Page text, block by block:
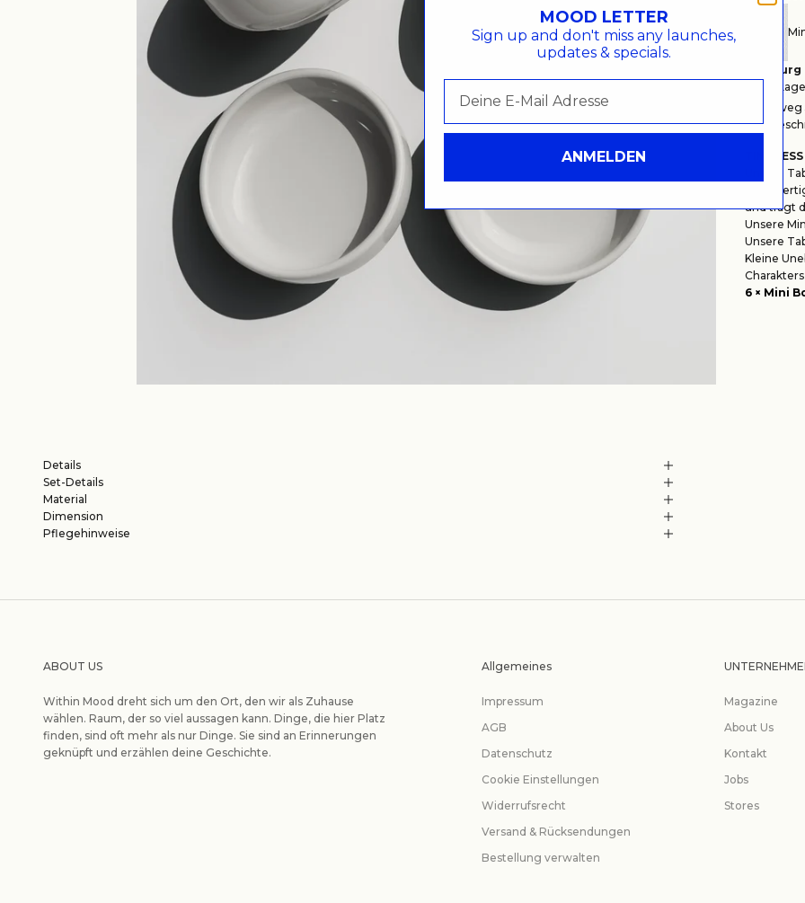
Hamburg
Auf
Lehmweg
Unsere
und trägt
Unsere
Unsere
Kleine
6 × Mini
Details
Set-Details
Material
Dimension
Pflegehinweise
ABOUT US
Within Mood dreht sich um den Ort, den wir als Zuhause
wählen. Raum, der so viel aussagen kann. Dinge, die hier Platz
finden, sind oft mehr als nur Dinge. Sie sind an Erinnerungen
geknüpft und erzählen deine Geschichte.
Allgemeines
Impressum
AGB
Datenschutz
Cookie Einstellungen
Widerrufsrecht
Versand & Rücksendungen
Bestellung verwalten
Magazine
About Us
Kontakt
Jobs
Stores
MOOD LETTER
Sign up and don't miss any launches,
updates & specials.
ANMELDEN